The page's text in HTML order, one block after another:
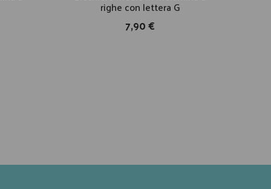
righe con lettera G
7,90 €